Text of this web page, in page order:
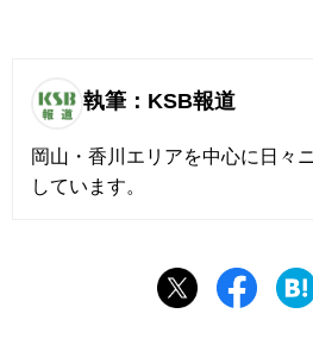
執筆：KSB報道
岡山・香川エリアを中心に日々
しています。